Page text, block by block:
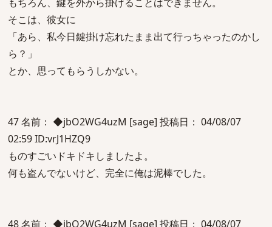
そこは、彼女に
「あら、私今日鍵掛け忘れたまま出て行っちゃったのかし
ら？」
とか、思ってもらうしかない。
47 名前： ◆jbO2WG4uzM [sage] 投稿日： 04/08/07
02:59 ID:vrJ1HZQ9
ものすごいドキドキしましたよ。
何も盗んでないけど、完全に俺は泥棒でした。
48 名前： ◆jbO2WG4uzM [sage] 投稿日： 04/08/07